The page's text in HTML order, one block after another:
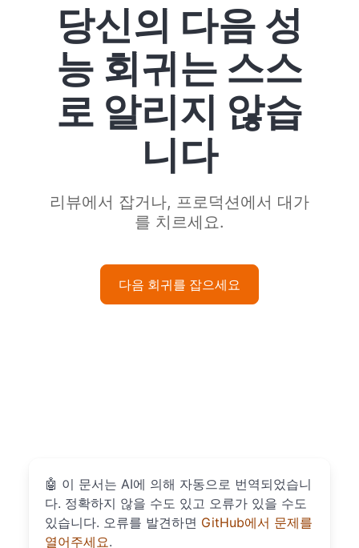
당신의 다음 성
능 회귀는 스스
로 알리지 않습
니다
리뷰에서 잡거나, 프로덕션에서 대가
를 치르세요.
다음 회귀를 잡으세요
🤖 이 문서는 AI에 의해 자동으로 번역되었습니
다. 정확하지 않을 수도 있고 오류가 있을 수도
있습니다. 오류를 발견하면 GitHub에서 문제를
열어주세요.